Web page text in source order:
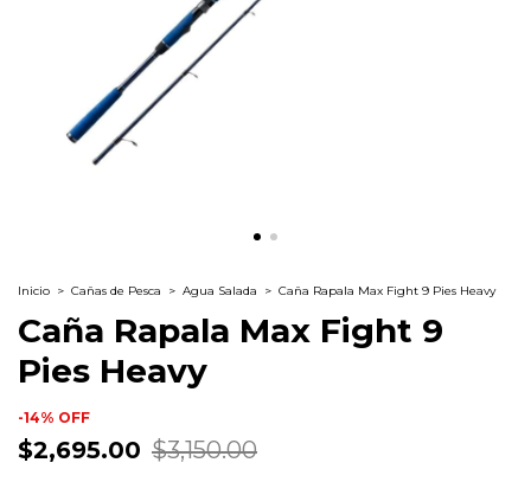
Inicio > Cañas de Pesca > Agua Salada > Caña Rapala Max Fight 9 Pies Heavy
Caña Rapala Max Fight 9
Pies Heavy
-14% OFF
$2,695.00 $3,150.00